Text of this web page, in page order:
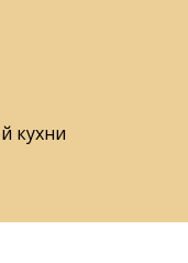
кухни